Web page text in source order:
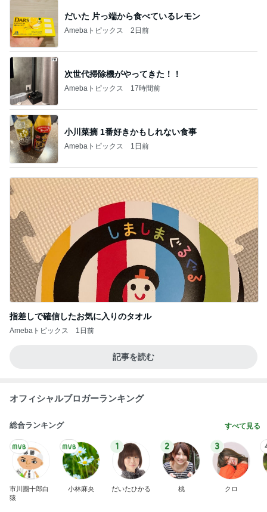
だいた 片っ端から食べているレモン
Amebaトピックス 2日前
次世代掃除機がやってきた！！
Amebaトピックス 17時間前
小川菜摘 1番好きかもしれない食事
Amebaトピックス 1日前
指差しで確信したお気に入りのタオル
Amebaトピックス 1日前
記事を読む
オフィシャルブロガーランキング
総合ランキング すべて見る
市川團十郎白
猿
小林麻央
1
だいたひかる
2
桃
3
クロ